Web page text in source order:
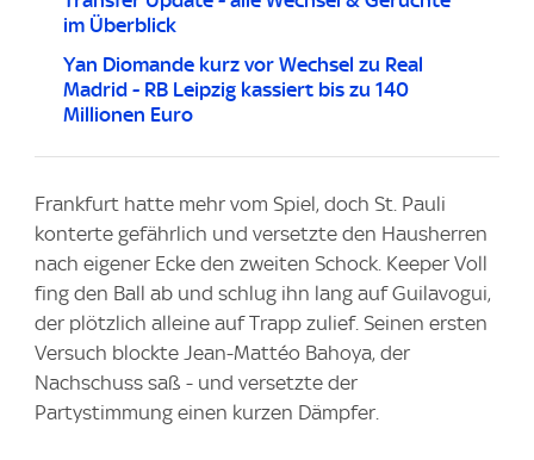
im Überblick
Yan Diomande kurz vor Wechsel zu Real
Madrid - RB Leipzig kassiert bis zu 140
Millionen Euro
Frankfurt hatte mehr vom Spiel, doch St. Pauli
konterte gefährlich und versetzte den Hausherren
nach eigener Ecke den zweiten Schock. Keeper Voll
fing den Ball ab und schlug ihn lang auf Guilavogui,
der plötzlich alleine auf Trapp zulief. Seinen ersten
Versuch blockte Jean-Mattéo Bahoya, der
Nachschuss saß - und versetzte der
Partystimmung einen kurzen Dämpfer.